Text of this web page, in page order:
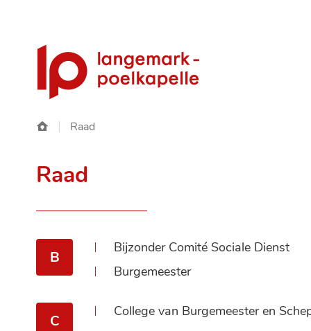
Gemeente
Langemark-
Poelkapelle
Startpagina
Raad
Raad
B
Bijzonder Comité Sociale Dienst
Burgemeester
C
College van Burgemeester en